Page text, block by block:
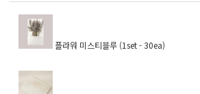
플라워 미스티블루 (1set - 30ea)